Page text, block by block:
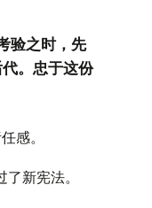
验之时，先
。忠于这份
感。
新宪法。